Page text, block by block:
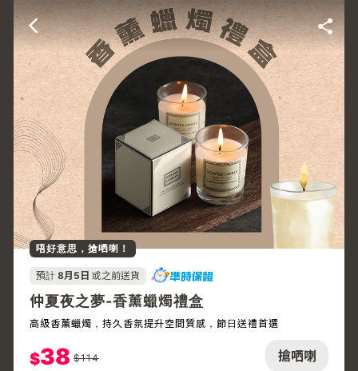
搶哂喇
唔好意思，搶哂喇！
預計 8月5日 或之前送貨
仲夏夜之夢-香薰蠟燭禮盒
高級香薰蠟燭，持久香氛提升空間質感，節日送禮首選
$38 $114